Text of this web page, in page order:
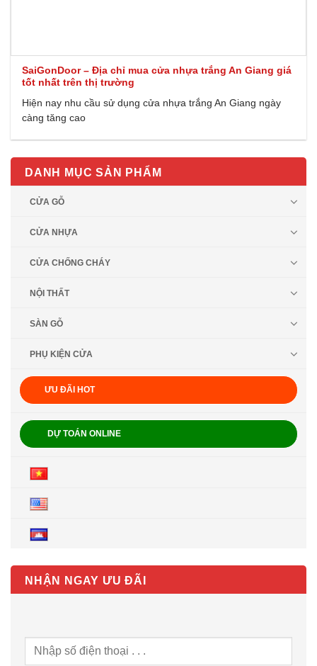
SaiGonDoor – Địa chỉ mua cửa nhựa trắng An Giang giá
tốt nhất trên thị trường
Hiện nay nhu cầu sử dụng cửa nhựa trắng An Giang ngày
càng tăng cao
DANH MỤC SẢN PHẨM
CỬA GỖ
CỬA NHỰA
CỬA CHỐNG CHÁY
NỘI THẤT
SÀN GỖ
PHỤ KIỆN CỬA
ƯU ĐÃI HOT
DỰ TOÁN ONLINE
NHẬN NGAY ƯU ĐÃI